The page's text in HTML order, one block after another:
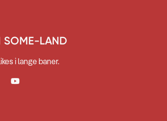
SOME-LAND
i lange baner.